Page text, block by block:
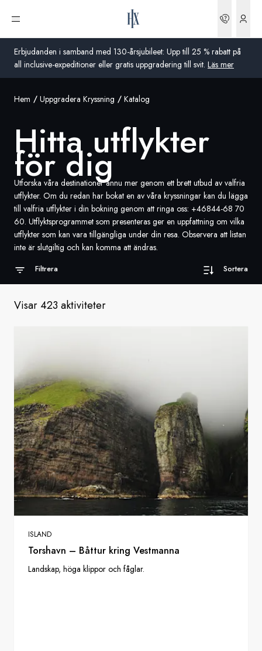
Erbjudanden i samband med 130-årsjubileet: Upp till 25 % rabatt på
all inclusive-expeditioner eller gratis uppgradering till svit. Läs mer
Öppna meny
Storbritannien
USA
Tyskland
Schweiz
Global
Hem Uppgradera Kryssning Katalog
Hitta utflykter
för dig
Utforska våra destinationer ännu mer genom ett brett utbud av valfria
utflykter. Om du redan har bokat en av våra kryssningar kan du lägga
till valfria utflykter i din bokning genom att ringa oss: +46844-68 70
60. Utflyktsprogrammet som presenteras ger en uppfattning om vilka
utflykter som kan vara tillgängliga under din resa. Observera att listan
inte är slutgiltig och kan komma att ändras.
Filtrera Sortera
Visar 423 aktiviteter
ISLAND
Torshavn – Båttur kring Vestmanna
Landskap, höga klippor och fåglar.